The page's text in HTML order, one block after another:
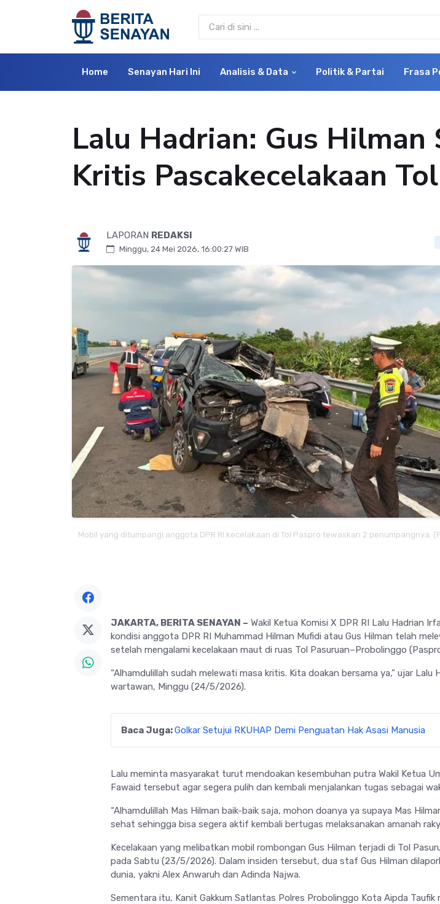
Home Senayan Hari Ini Analisis & Data Politik & Partai Frasa
Lalu Hadrian: Gus Hilman
Kritis Pascakecelakaan
LAPORAN REDAKSI
Minggu, 24 Mei 2026, 16:00:27 WIB
Mobil yang ditumpangi anggota DPR RI kecelakaan di Tol Paspro tewaskan 2 penumpangnya.
JAKARTA, BERITA SENAYAN – Wakil Ketua Komisi X DPR RI Lalu Hadrian
kondisi anggota DPR RI Muhammad Hilman Mufidi atau Gus Hilman telah
setelah mengalami kecelakaan maut di ruas Tol Pasuruan–Probolinggo
“Alhamdulillah sudah melewati masa kritis. Kita doakan bersama ya,” ujar Lalu
wartawan, Minggu (24/5/2026).
Baca Juga:Golkar Setujui RKUHAP Demi Penguatan Hak Asasi Manusia
Lalu meminta masyarakat turut mendoakan kesembuhan putra Wakil Ketua
Fawaid tersebut agar segera pulih dan kembali menjalankan tugas sebagai
“Alhamdulillah Mas Hilman baik-baik saja, mohon doanya ya supaya Mas
sehat sehingga bisa segera aktif kembali bertugas melaksanakan amanah
Kecelakaan yang melibatkan mobil rombongan Gus Hilman terjadi di Tol
pada Sabtu (23/5/2026). Dalam insiden tersebut, dua staf Gus Hilman
dunia, yakni Alex Anwaruh dan Adinda Najwa.
Sementara itu, Kanit Gakkum Satlantas Polres Probolinggo KotaAipda Taufik